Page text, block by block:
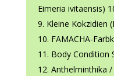
Eimeria ivitaensis)
Kleine Kokzidien
FAMACHA-
Body Condition
Anthelminthika